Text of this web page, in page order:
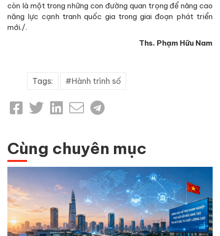
còn là một trong những con đường quan trọng để nâng cao
năng lực cạnh tranh quốc gia trong giai đoạn phát triển
mới./.
Ths. Phạm Hữu Nam
Tags: Hành trình số
Cùng chuyên mục